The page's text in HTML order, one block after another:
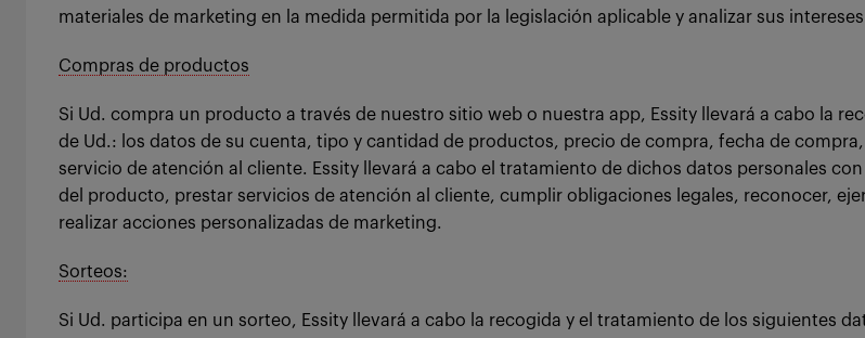
materiales de marketing en la medida permitida por la legislación aplicable y analizar sus
Compras de productos
Si Ud. compra un producto a través de nuestro sitio web o nuestra app, Essity llevará a cabo la
de Ud.: los datos de su cuenta, tipo y cantidad de productos, precio de compra, fecha de
servicio de atención al cliente. Essity llevará a cabo el tratamiento de dichos datos personales
del producto, prestar servicios de atención al cliente, cumplir obligaciones legales, reconocer,
realizar acciones personalizadas de marketing.
Sorteos:
Si Ud. participa en un sorteo, Essity llevará a cabo la recogida y el tratamiento de los siguientes